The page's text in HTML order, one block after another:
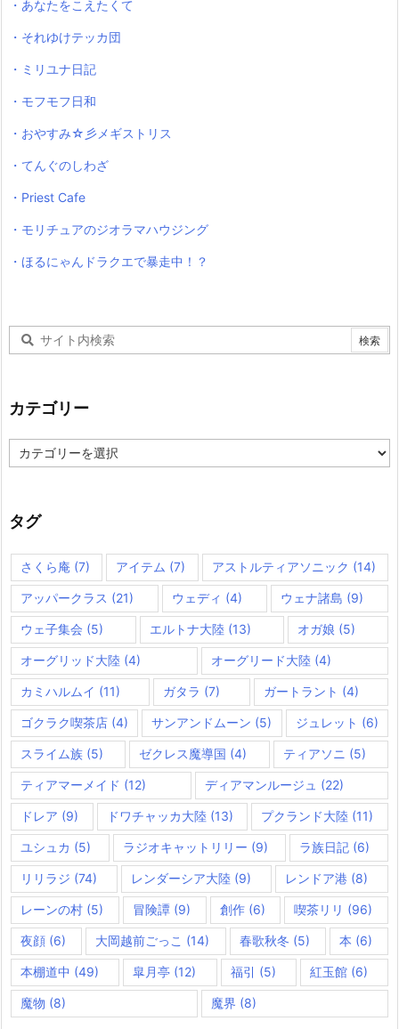
・あなたをこえたくて
・それゆけテッカ団
・ミリユナ日記
・モフモフ日和
・おやすみ☆彡メギストリス
・てんぐのしわざ
・Priest Cafe
・モリチュアのジオラマハウジング
・ほるにゃんドラクエで暴走中！？
カテゴリー
テ
ー
タグ
さくら庵 (7) アイテム (7) アストルティアソニック (14)
アッパークラス (21) ウェディ (4) ウェナ諸島 (9)
ウェ子集会 (5) エルトナ大陸 (13) オガ娘 (5)
オーグリッド大陸 (4) オーグリード大陸 (4)
カミハルムイ (11) ガタラ (7) ガートラント (4)
ゴクラク喫茶店 (4) サンアンドムーン (5) ジュレット (6)
スライム族 (5) ゼクレス魔導国 (4) ティアソニ (5)
ティアマーメイド (12) ディアマンルージュ (22)
ドレア (9) ドワチャッカ大陸(13) プクランド大陸 (11)
ユシュカ (5) ラジオキャットリリー (9) ラ族日記 (6)
リリラジ (74) レンダーシア大陸 (9) レンドア港 (8)
レーンの村 (5) 冒険譚(9) 創作(6) 喫茶リリ (96)
夜顔 (6) 大岡越前ごっこ (14) 春歌秋冬 (5) 本 (6)
本棚道中 (49) 皐月亭 (12) 福引 (5) 紅玉館(6)
魔物 (8) 魔界 (8)